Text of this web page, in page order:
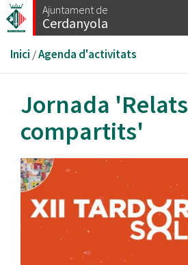
Vés
al
Ajuntament de
Cerdanyola
Esteu
aquí
Inici /Agenda d'activitats
Jornada 'Relats
compartits'